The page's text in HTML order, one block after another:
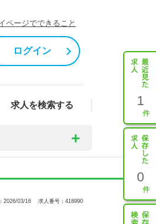
ページでできること
ログイン
求人を検索する 1
0
2026/03/16 求人番号：418990